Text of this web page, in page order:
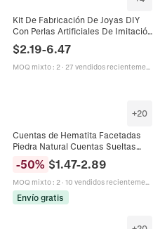
Kit De Fabricación De Joyas DIY
Con Perlas Artificiales De Imitación
Y Cuentas Espaciadoras Doradas
Corazón Estrella Para Pulseras
Collares
$2.19-6.47
MOQ mixto: 2· 27 vendidos recientemente
+20
Cuentas de Hematita Facetadas
Piedra Natural Cuentas Sueltas
Metálico Redondas
-50% $1.47-2.89
MOQ mixto: 2· 10 vendidos recientemente
Envío gratis